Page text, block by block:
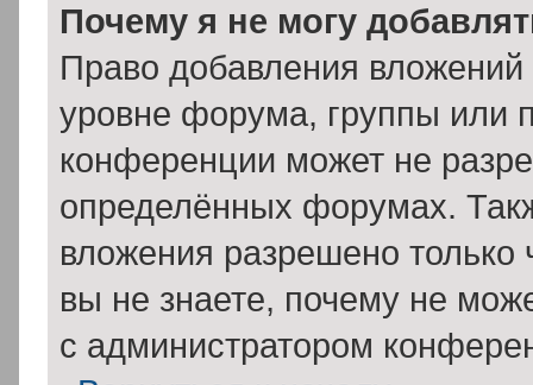
Почему я не могу
Право добавления
уровне форума, группы или
конференции может не
определённых форумах.
вложения разрешено
вы не знаете, почему не
с администратором